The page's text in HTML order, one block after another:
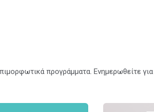
προγράμματα. Ενημερωθείτε